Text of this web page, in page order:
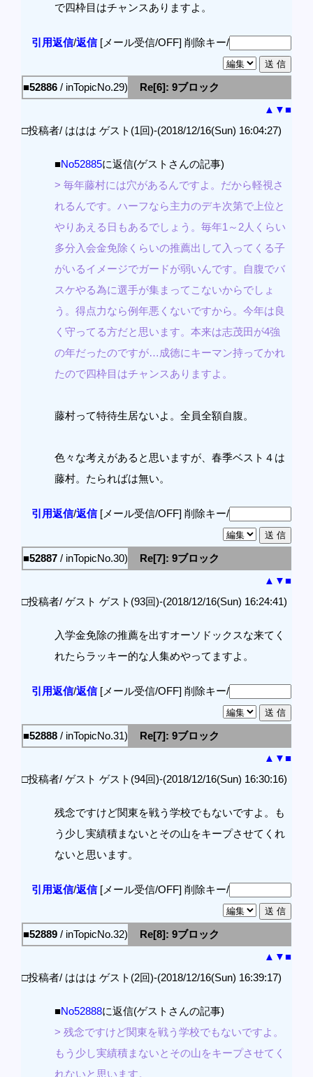
で四枠目はチャンスありますよ。
引用返信/返信[メール受信/OFF] 削除キー/
■52886 / inTopicNo.29)
Re[6]: 9ブロック
▲ ▼■
□投稿者/ ははは ゲスト(1回)-(2018/12/16(Sun) 16:04:27)
■No52885に返信(ゲストさんの記事)
> 毎年藤村には穴があるんですよ。だから軽視さ
れるんです。ハーフなら主力のデキ次第で上位と
やりあえる日もあるでしょう。毎年1～2人くらい
多分入会金免除くらいの推薦出して入ってくる子
がいるイメージでガードが弱いんです。自腹でバ
スケやる為に選手が集まってこないからでしょ
う。得点力なら例年悪くないですから。今年は良
く守ってる方だと思います。本来は志茂田が4強
の年だったのですが…成徳にキーマン持ってかれ
たので四枠目はチャンスありますよ。
藤村って特待生居ないよ。全員全額自腹。
色々な考えがあると思いますが、春季ベスト４は
藤村。たらればは無い。
引用返信/返信[メール受信/OFF] 削除キー/
■52887 / inTopicNo.30)
Re[7]: 9ブロック
▲ ▼■
□投稿者/ ゲスト ゲスト(93回)-(2018/12/16(Sun) 16:24:41)
入学金免除の推薦を出すオーソドックスな来てく
れたらラッキー的な人集めやってますよ。
引用返信/返信[メール受信/OFF] 削除キー/
■52888 / inTopicNo.31)
Re[7]: 9ブロック
▲ ▼■
□投稿者/ ゲスト ゲスト(94回)-(2018/12/16(Sun) 16:30:16)
残念ですけど関東を戦う学校でもないですよ。も
う少し実績積まないとその山をキープさせてくれ
ないと思います。
引用返信/返信[メール受信/OFF] 削除キー/
■52889 / inTopicNo.32)
Re[8]: 9ブロック
▲ ▼■
□投稿者/ ははは ゲスト(2回)-(2018/12/16(Sun) 16:39:17)
■No52888に返信(ゲストさんの記事)
> 残念ですけど関東を戦う学校でもないですよ。
もう少し実績積まないとその山をキープさせてく
れないと思います。